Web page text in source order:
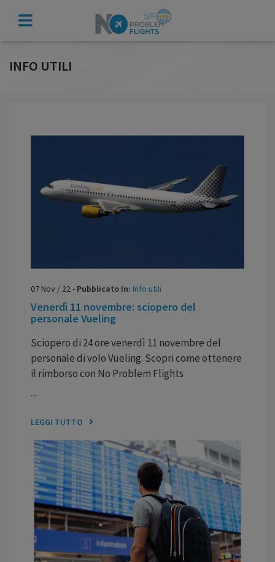
INFO UTILI
07 Nov / 22- Pubblicato In: Info utili
Venerdì 11 novembre: sciopero del
personale Vueling
Sciopero di 24 ore venerdì 11 novembre del
personale di volo Vueling. Scopri come ottenere
il rimborso con No Problem Flights
...
LEGGI TUTTO